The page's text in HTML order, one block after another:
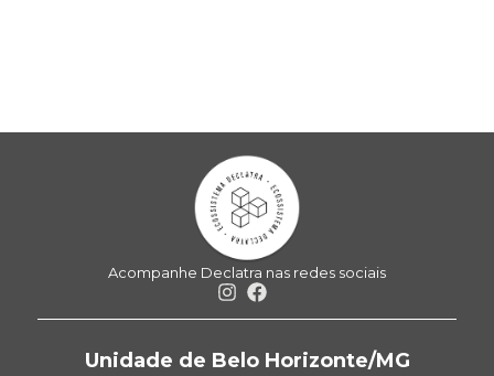
Acompanhe Declatra nas redes sociais
Unidade de Belo Horizonte/MG